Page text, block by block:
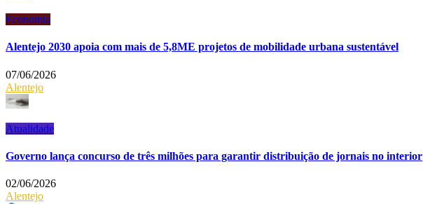
Economia
Alentejo 2030 apoia com mais de 5,8ME projetos de mobilidade urbana sustentável
07/06/2026
Alentejo
Atualidade
Governo lança concurso de três milhões para garantir distribuição de jornais no interior
02/06/2026
Alentejo